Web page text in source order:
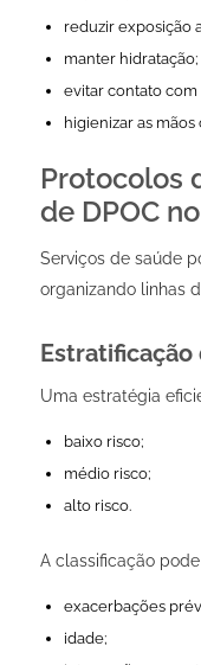
reduzir exposição
manter hidratação;
evitar contato com
higienizar as
Protocolos
de DPOC
Serviços de saúde
organizando linhas
Estratificação
Uma estratégia
baixo risco;
médio risco;
alto risco.
A classificação
exacerbações
idade;